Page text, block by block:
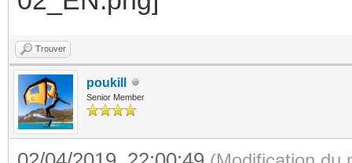
Trouver
poukill
Senior Member